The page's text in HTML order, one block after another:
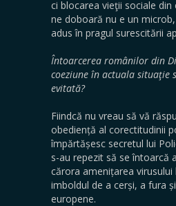
ci blocarea vieţii sociale din
ne doboară nu e un
adus în pragul surescitării
Întoarcerea românilor din
coeziune în actuala situaţie
evitată?
Fiindcă nu vreau să vă
obediență al corectitudinii
împărtășesc secretul lui
s-au repezit să se întoarcă
cărora amenițarea virusului
imboldul de a cerși, a fura
europene.